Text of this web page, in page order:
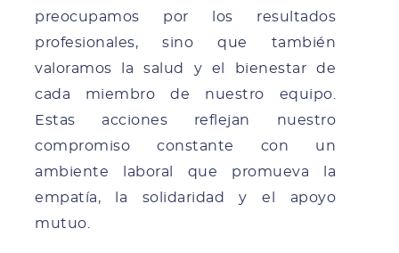
preocupamos por los resultados
profesionales, sino que también
valoramos la salud y el bienestar de
cada miembro de nuestro equipo.
Estas acciones reflejan nuestro
compromiso constante con un
ambiente laboral que promueva la
empatía, la solidaridad y el apoyo
mutuo.